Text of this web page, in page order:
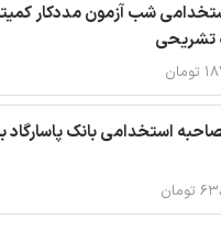
شب آزمون مددکار
تشریحی
استخدامی بانک پاسارگاد